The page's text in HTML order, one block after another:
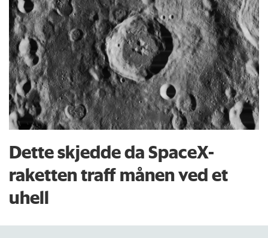
Dette skjedde da SpaceX-
raketten traff månen ved et
uhell